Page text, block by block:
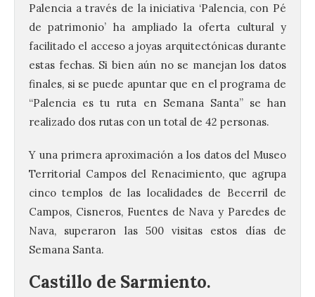
Palencia a través de la iniciativa ‘Palencia, con Pé
de patrimonio’ ha ampliado la oferta cultural y
facilitado el acceso a joyas arquitectónicas durante
estas fechas. Si bien aún no se manejan los datos
finales, si se puede apuntar que en el programa de
“Palencia es tu ruta en Semana Santa” se han
realizado dos rutas con un total de 42 personas.
Y una primera aproximación a los datos del Museo
Territorial Campos del Renacimiento, que agrupa
cinco templos de las localidades de Becerril de
Campos, Cisneros, Fuentes de Nava y Paredes de
Nava, superaron las 500 visitas estos días de
Semana Santa.
Castillo de Sarmiento.